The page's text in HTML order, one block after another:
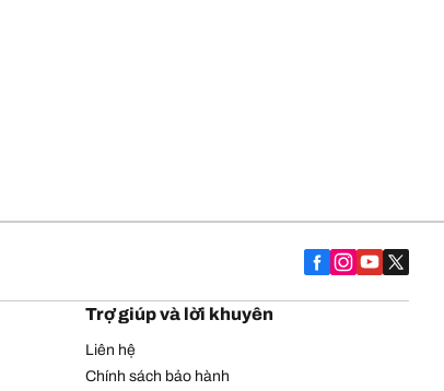
Trợ giúp và lời khuyên
Liên hệ
Chính sách bảo hành